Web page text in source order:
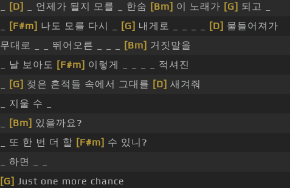
[D] _ 언제가 될지 모를 _ 한숨 [Bm] 이 노래가 [G] 되고 _
[F#m] 나도 모를 다시 _ [G] 내게로 _ _ _ _ [D] 물들어져가
무대로 _ _ 뛰어오른 _ _ _
[Bm] 거짓말을
_ 날 보아도 [F#m] 이렇게 _ _ _ _ 적셔진
[G] 젖은 흔적들 속에서 그대를 [D] 새겨줘
_ 지울 수 _
[Bm] 있을까요?
_ 또 한 번 더 할 [F#m] 수 있니?
_ 하면 _ _
[G] Just one more chance